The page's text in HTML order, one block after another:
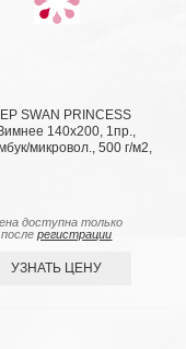
SWAN PRINCESS
140х200, 1пр.,
микровол., 500 г/м2,
доступна только
послерегистрации
УЗНАТЬ ЦЕНУ